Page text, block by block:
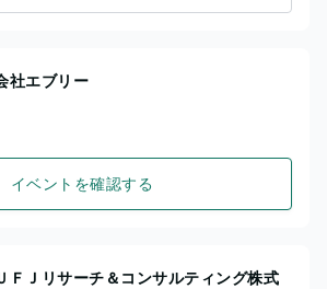
社エブリー
イベントを確認する
ＦＪリサーチ＆コンサルティング株式